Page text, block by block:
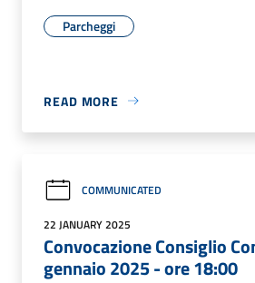
Parcheggi
READ MORE
COMMUNICATED
22 JANUARY 2025
Convocazione Consiglio
gennaio 2025 - ore 18:00